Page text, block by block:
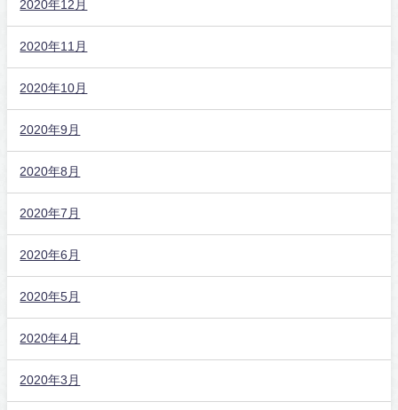
2020年12月
2020年11月
2020年10月
2020年9月
2020年8月
2020年7月
2020年6月
2020年5月
2020年4月
2020年3月